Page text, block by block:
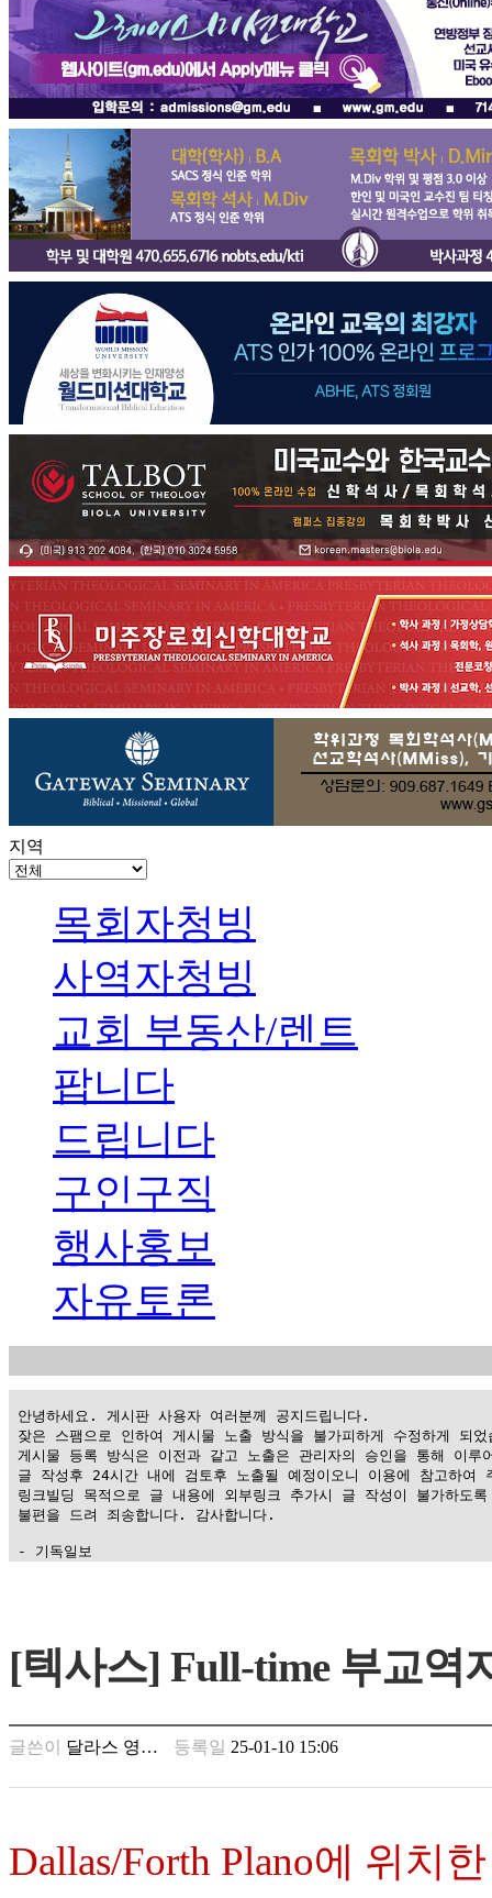
지역
목회자청빙
사역자청빙
교회 부동산/렌트
팝니다
드립니다
구인구직
행사홍보
자유토론
안녕하세요. 게시판 사용자 여러분께 공지드립니다.
잦은 스팸으로 인하여 게시물 노출 방식을 불가피하게 수정하게 되었
게시물 등록 방식은 이전과 같고 노출은 관리자의 승인을 통해 이루
글 작성후 24시간 내에 검토후 노출될 예정이오니 이용에 참고하여
링크빌딩 목적으로 글 내용에 외부링크 추가시 글 작성이 불가하도
불편을 드려 죄송합니다. 감사합니다.
- 기독일보
남
은
꼴
크
[텍사스] Full-time 부교역
글쓴이 달라스 영… 등록일 25-01-10 15:06
Dallas/Forth Plano에 위치한